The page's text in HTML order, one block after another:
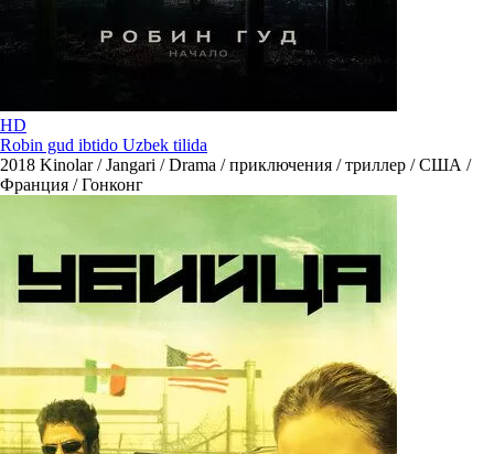
HD
Robin gud ibtido Uzbek tilida
2018 Kinolar / Jangari / Drama / приключения / триллер / США /
Франция / Гонконг